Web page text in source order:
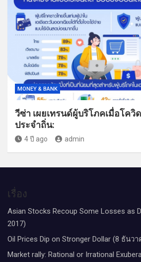
MONEY & BANK
วีซ่า เผยเทรนด์ผู้บริโภคเมื่อโควิ
ประจำถิ่น:
4 ปี ago admin
เรื่อง
Asian Stocks Recoup Some Losses as
2017)
Oil Prices Dip on Stronger Dollar (8 ธันว
Market rally: Rational or Irrational